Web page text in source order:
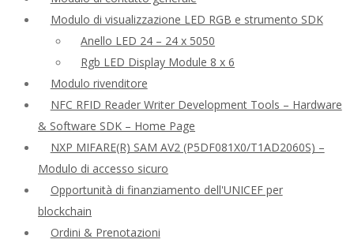
Modulo di visualizzazione LED RGB e strumento SDK
Anello LED 24 – 24 x 5050
Rgb LED Display Module 8 x 6
Modulo rivenditore
NFC RFID Reader Writer Development Tools – Hardware
& Software SDK – Home Page
NXP MIFARE(R) SAM AV2 (P5DF081X0/T1AD2060S) –
Modulo di accesso sicuro
Opportunità di finanziamento dell'UNICEF per
blockchain
Ordini & Prenotazioni